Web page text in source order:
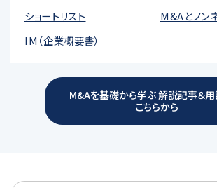
ショートリスト
M&Aとノン
IM（企業概要書）
M&Aを基礎から学ぶ 解説記事＆
こちらから